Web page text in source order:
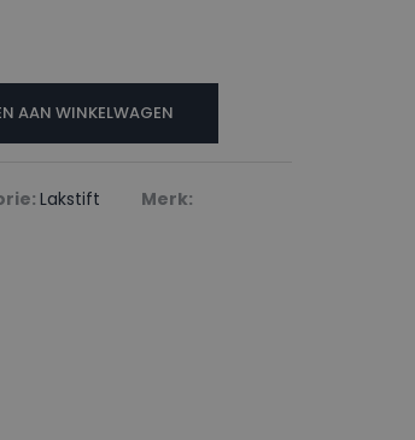
AAN WINKELWAGEN
Lakstift
Merk: